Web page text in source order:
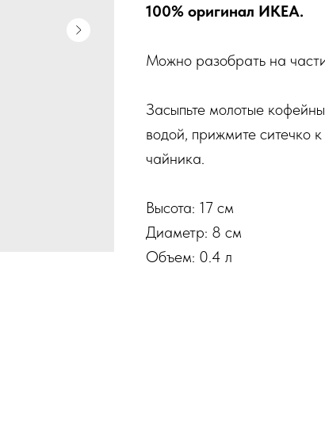
100% оригинал ИКЕА.
Можно разобрать на
Засыпьте молотые
водой, прижмите ситечко
чайника.
Высота: 17 см
Диаметр: 8 см
Объем: 0.4 л